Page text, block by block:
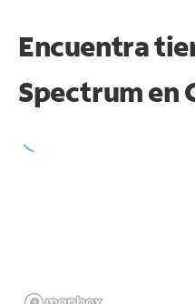
Encuentra
Spectrum en